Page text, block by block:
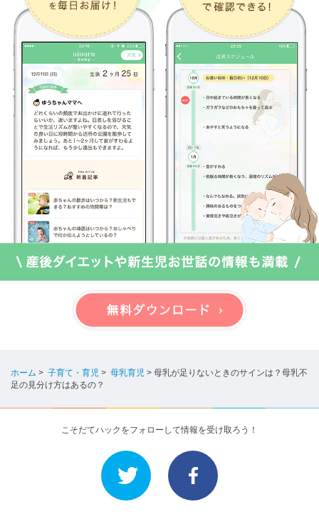
ホーム > 子育て・育児 > 母乳育児 > 母乳が足りないときのサインは？母乳不
足の見分け方はあるの？
こそだてハックをフォローして情報を受け取ろう！